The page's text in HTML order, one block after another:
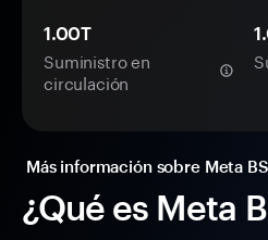
¿Qué es Meta
1.00T
Suministro en
circulación
Más información sobre Meta